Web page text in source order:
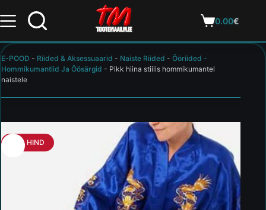
0.00€
E-POOD - Riided & Aksessuaarid - Naiste Riided - Ööriided -
Hommikumantlid Ja Öösärgid - Pikk hiina stiilis hommikumantel
naistele
HEA HIND